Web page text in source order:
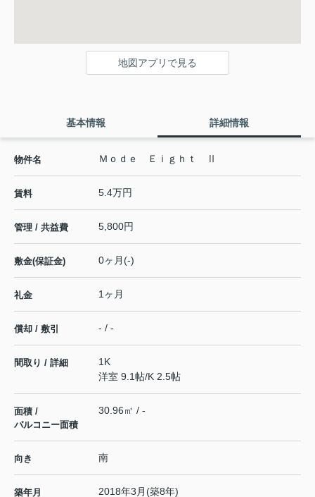
地図アプリで見る
基本情報 詳細情報
物件名 Ｍｏｄｅ Ｅｉｇｈｔ Ⅱ
賃料 5.4万円
管理 / 共益費 5,800円
敷金(保証金) 0ヶ月(-)
礼金 1ヶ月
償却 / 敷引 - / -
間取り / 詳細
1K
洋室 9.1帖/K 2.5帖
面積 /
バルコニー面積
30.96㎡ / -
向き 南
築年月 2018年3月(築8年)